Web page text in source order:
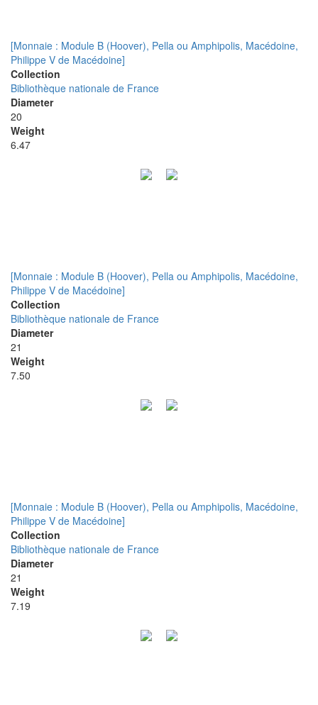
[Monnaie : Module B (Hoover), Pella ou Amphipolis, Macédoine,
Philippe V de Macédoine]
Collection
Bibliothèque nationale de France
Diameter
20
Weight
6.47
[Monnaie : Module B (Hoover), Pella ou Amphipolis, Macédoine,
Philippe V de Macédoine]
Collection
Bibliothèque nationale de France
Diameter
21
Weight
7.50
[Monnaie : Module B (Hoover), Pella ou Amphipolis, Macédoine,
Philippe V de Macédoine]
Collection
Bibliothèque nationale de France
Diameter
21
Weight
7.19